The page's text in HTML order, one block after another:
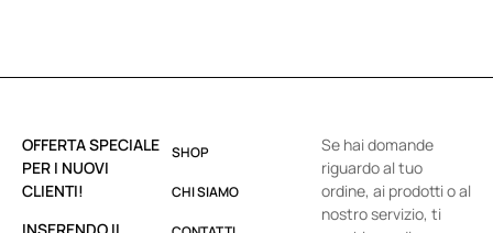
OFFERTA SPECIALE
PER I NUOVI
CLIENTI!
SHOP
CHI SIAMO
Se hai domande
riguardo al tuo
ordine, ai prodotti o al
nostro servizio, ti